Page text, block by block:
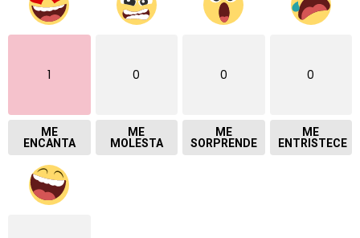
1
ME
ENCANTA
0
ME
MOLESTA
0
ME
SORPRENDE
0
ME
ENTRISTECE